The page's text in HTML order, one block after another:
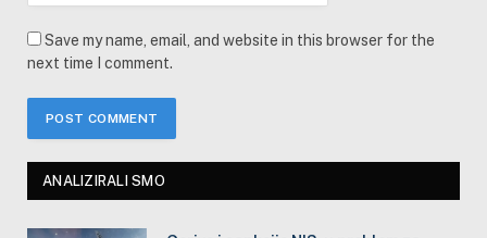
Save my name, email, and website in this browser for the
next time I comment.
ANALIZIRALI SMO